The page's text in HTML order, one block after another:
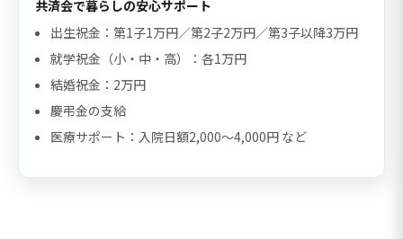
共済会で暮らしの安心サポート
出生祝金：第1子1万円／第2子2万円／第3子以降3万円
就学祝金（小・中・高）：各1万円
結婚祝金：2万円
慶弔金の支給
医療サポート：入院日額2,000〜4,000円 など